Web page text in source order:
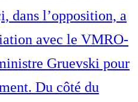
dans l’opposition, a
avec le VMRO-
Gruevski pour
Du côté du